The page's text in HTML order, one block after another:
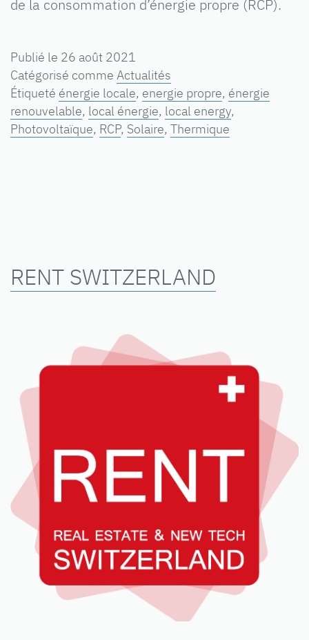
de la consommation d’énergie propre (RCP).
Publié le 26 août 2021
Catégorisé comme Actualités
Étiqueté énergie locale, energie propre, énergie
renouvelable, local énergie, local energy,
Photovoltaïque, RCP, Solaire, Thermique
RENT SWITZERLAND